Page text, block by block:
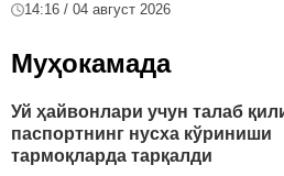
14:16 / 04 август 2026
Муҳокамада
Уй ҳайвонлари учун талаб
паспортнинг нусха кўриниши
тармоқларда тарқалди